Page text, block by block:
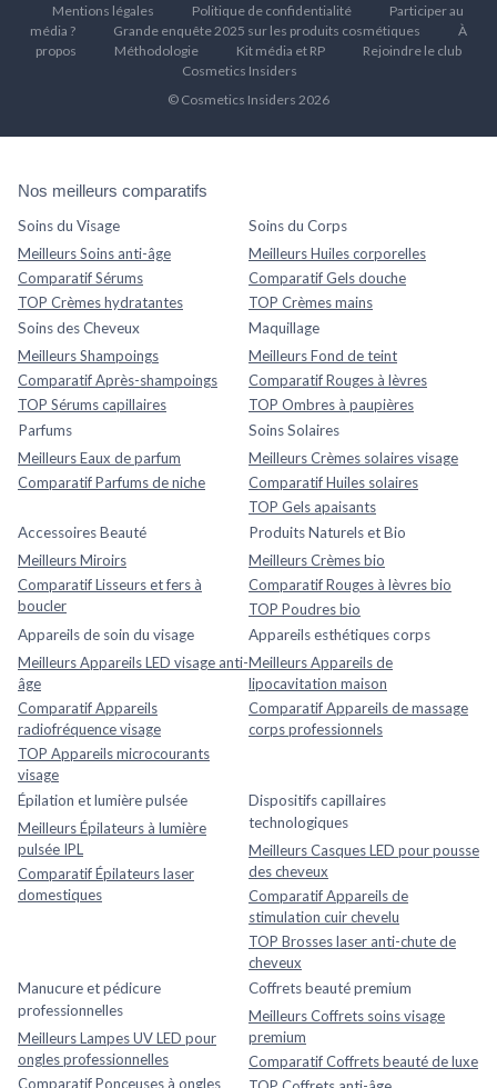
Mentions légales Politique de confidentialité
Participer au
média ?
Grande enquête 2025 sur les produits cosmétiques
À
propos
Méthodologie Kit média et RP
Rejoindre le club
Cosmetics Insiders
© Cosmetics Insiders 2026
Nos meilleurs comparatifs
Soins du Visage
Meilleurs Soins anti-âge
Comparatif Sérums
TOP Crèmes hydratantes
Soins du Corps
Meilleurs Huiles corporelles
Comparatif Gels douche
TOP Crèmes mains
Soins des Cheveux
Meilleurs Shampoings
Comparatif Après-shampoings
TOP Sérums capillaires
Maquillage
Meilleurs Fond de teint
Comparatif Rouges à lèvres
TOP Ombres à paupières
Parfums
Meilleurs Eaux de parfum
Comparatif Parfums de niche
Soins Solaires
Meilleurs Crèmes solaires visage
Comparatif Huiles solaires
TOP Gels apaisants
Accessoires Beauté
Meilleurs Miroirs
Comparatif Lisseurs et fers à
boucler
Produits Naturels et Bio
Meilleurs Crèmes bio
Comparatif Rouges à lèvres bio
TOP Poudres bio
Appareils de soin du visage
Meilleurs Appareils LED visage anti-
âge
Comparatif Appareils
radiofréquence visage
TOP Appareils microcourants
visage
Appareils esthétiques corps
Meilleurs Appareils de
lipocavitation maison
Comparatif Appareils de massage
corps professionnels
Épilation et lumière pulsée
Meilleurs Épilateurs à lumière
pulsée IPL
Comparatif Épilateurs laser
domestiques
Dispositifs capillaires
technologiques
Meilleurs Casques LED pour pousse
des cheveux
Comparatif Appareils de
stimulation cuir chevelu
TOP Brosses laser anti-chute de
cheveux
Manucure et pédicure
professionnelles
Meilleurs Lampes UV LED pour
ongles professionnelles
Comparatif Ponceuses à ongles
Coffrets beauté premium
Meilleurs Coffrets soins visage
premium
Comparatif Coffrets beauté de luxe